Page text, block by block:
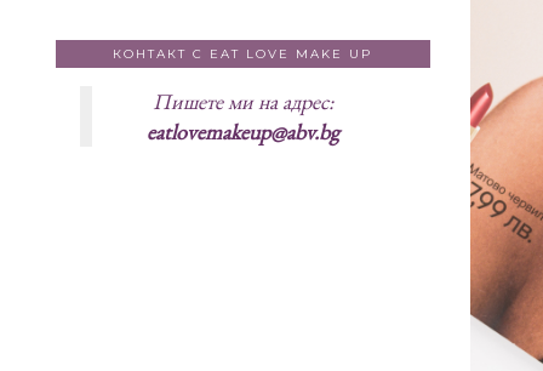
КОНТАКТ С EAT LOVE MAKE UP
Пишете ми на адрес:
eatlovemakeup@abv.bg